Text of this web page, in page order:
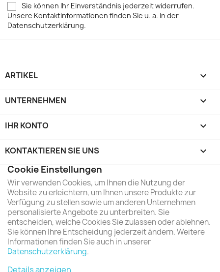
Sie können Ihr Einverständnis jederzeit widerrufen.
Unsere Kontaktinformationen finden Sie u. a. in der
Datenschutzerklärung.
ARTIKEL 
UNTERNEHMEN 
IHR KONTO 
KONTAKTIEREN SIE UNS keyboard_arrow_down
Cookie Einstellungen
Wir verwenden Cookies, um Ihnen die Nutzung der
Website zu erleichtern, um Ihnen unsere Produkte zur
Verfügung zu stellen sowie um anderen Unternehmen
personalisierte Angebote zu unterbreiten. Sie
entscheiden, welche Cookies Sie zulassen oder ablehnen.
Sie können Ihre Entscheidung jederzeit ändern. Weitere
Informationen finden Sie auch in unserer
Datenschutzerklärung.
Details anzeigen